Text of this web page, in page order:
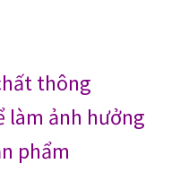
thông
ảnh hưởng
phẩm